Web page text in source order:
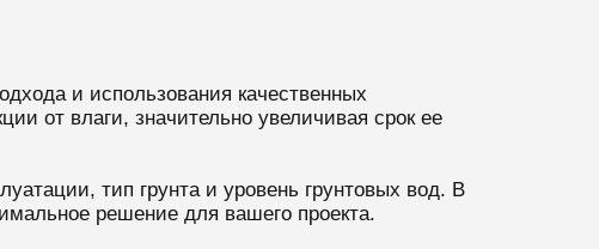
и использования качественных
от влаги, значительно увеличивая срок ее
тип грунта и уровень грунтовых вод. В
решение для вашего проекта.